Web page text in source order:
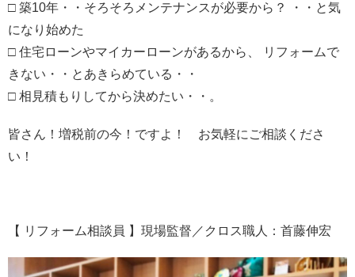
□ 築10年・・そろそろメンテナンスが必要から？ ・・と気
になり始めた
□ 住宅ローンやマイカーローンがあるから、 リフォームで
きない・・とあきらめている・・
□ 相見積もりしてから決めたい・・。
皆さん！増税前の今！ですよ！ お気軽にご相談くださ
い！
【 リフォーム相談員 】現場監督／クロス職人：首藤伸宏